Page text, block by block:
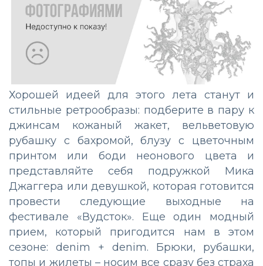
Хорошей идеей для этого лета станут и
стильные ретрообразы: подберите в пару к
джинсам кожаный жакет, вельветовую
рубашку с бахромой, блузу с цветочным
принтом или боди неонового цвета и
представляйте себя подружкой Мика
Джаггера или девушкой, которая готовится
провести следующие выходные на
фестивале «Вудсток». Еще один модный
прием, который пригодится нам в этом
сезоне: denim + denim. Брюки, рубашки,
топы и жилеты – носим все сразу без страха